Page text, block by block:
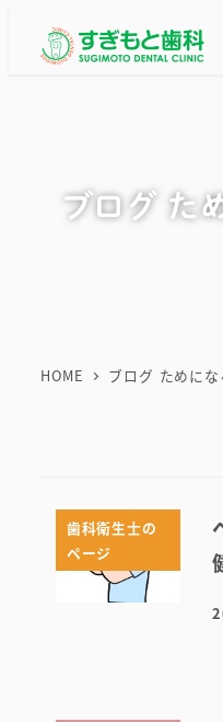
ブログ た
HOME ブログ ために
歯科衛生士の
ページ